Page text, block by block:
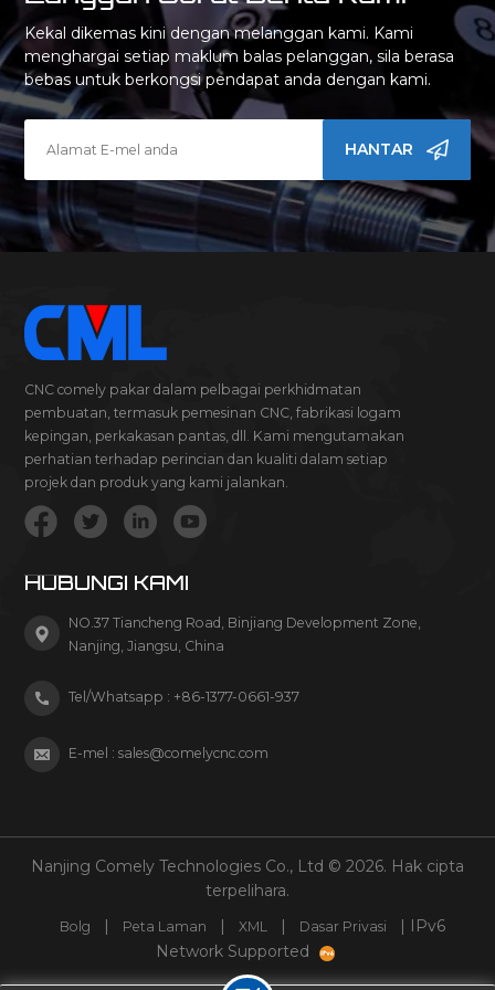
Kekal dikemas kini dengan melanggan kami. Kami
menghargai setiap maklum balas pelanggan, sila berasa
bebas untuk berkongsi pendapat anda dengan kami.
HANTAR
CNC comely pakar dalam pelbagai perkhidmatan
pembuatan, termasuk pemesinan CNC, fabrikasi logam
kepingan, perkakasan pantas, dll. Kami mengutamakan
perhatian terhadap perincian dan kualiti dalam setiap
projek dan produk yang kami jalankan.
HUBUNGI KAMI
NO.37 Tiancheng Road, Binjiang Development Zone,
Nanjing, Jiangsu, China
Tel/Whatsapp : +86-1377-0661-937
E-mel :sales@comelycnc.com
Nanjing Comely Technologies Co., Ltd © 2026. Hak cipta
terpelihara.
Bolg Peta Laman XML Dasar Privasi
| IPv6
Network Supported